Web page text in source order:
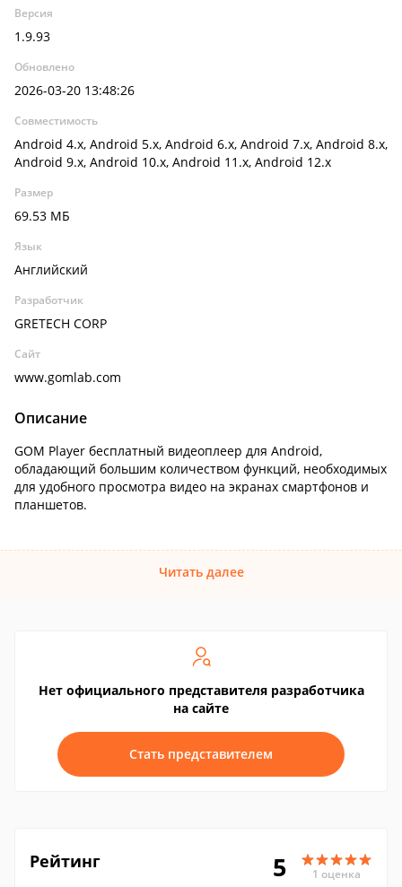
Версия
1.9.93
Обновлено
2026-03-20 13:48:26
Совместимость
Android 4.x, Android 5.x, Android 6.x, Android 7.x, Android 8.x,
Android 9.x, Android 10.x, Android 11.x, Android 12.x
Размер
69.53 МБ
Язык
Английский
Разработчик
GRETECH CORP
Сайт
www.gomlab.com
Описание
GOM Player бесплатный видеоплеер для Android,
обладающий большим количеством функций, необходимых
для удобного просмотра видео на экранах смартфонов и
планшетов.
Читать далее
Нет официального представителя разработчика
на сайте
Стать представителем
Рейтинг 5 1 оценка